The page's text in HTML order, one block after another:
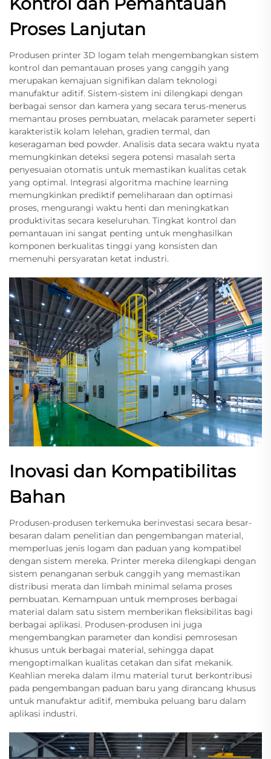
Proses Lanjutan
Produsen printer 3D logam telah mengembangkan sistem
kontrol dan pemantauan proses yang canggih yang
merupakan kemajuan signifikan dalam teknologi
manufaktur aditif. Sistem-sistem ini dilengkapi dengan
berbagai sensor dan kamera yang secara terus-menerus
memantau proses pembuatan, melacak parameter seperti
karakteristik kolam lelehan, gradien termal, dan
keseragaman bed powder. Analisis data secara waktu nyata
memungkinkan deteksi segera potensi masalah serta
penyesuaian otomatis untuk memastikan kualitas cetak
yang optimal. Integrasi algoritma machine learning
memungkinkan prediktif pemeliharaan dan optimasi
proses, mengurangi waktu henti dan meningkatkan
produktivitas secara keseluruhan. Tingkat kontrol dan
pemantauan ini sangat penting untuk menghasilkan
komponen berkualitas tinggi yang konsisten dan
memenuhi persyaratan ketat industri.
Inovasi dan Kompatibilitas
Bahan
Produsen-produsen terkemuka berinvestasi secara besar-
besaran dalam penelitian dan pengembangan material,
memperluas jenis logam dan paduan yang kompatibel
dengan sistem mereka. Printer mereka dilengkapi dengan
sistem penanganan serbuk canggih yang memastikan
distribusi merata dan limbah minimal selama proses
pembuatan. Kemampuan untuk memproses berbagai
material dalam satu sistem memberikan fleksibilitas bagi
berbagai aplikasi. Produsen-produsen ini juga
mengembangkan parameter dan kondisi pemrosesan
khusus untuk berbagai material, sehingga dapat
mengoptimalkan kualitas cetakan dan sifat mekanik.
Keahlian mereka dalam ilmu material turut berkontribusi
pada pengembangan paduan baru yang dirancang khusus
untuk manufaktur aditif, membuka peluang baru dalam
aplikasi industri.